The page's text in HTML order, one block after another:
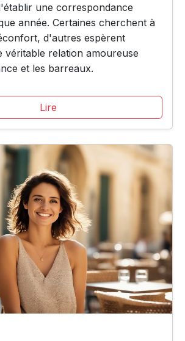
une correspondance
année. Certaines cherchent à
d'autres espèrent
véritable relation amoureuse
et les barreaux.
Lire